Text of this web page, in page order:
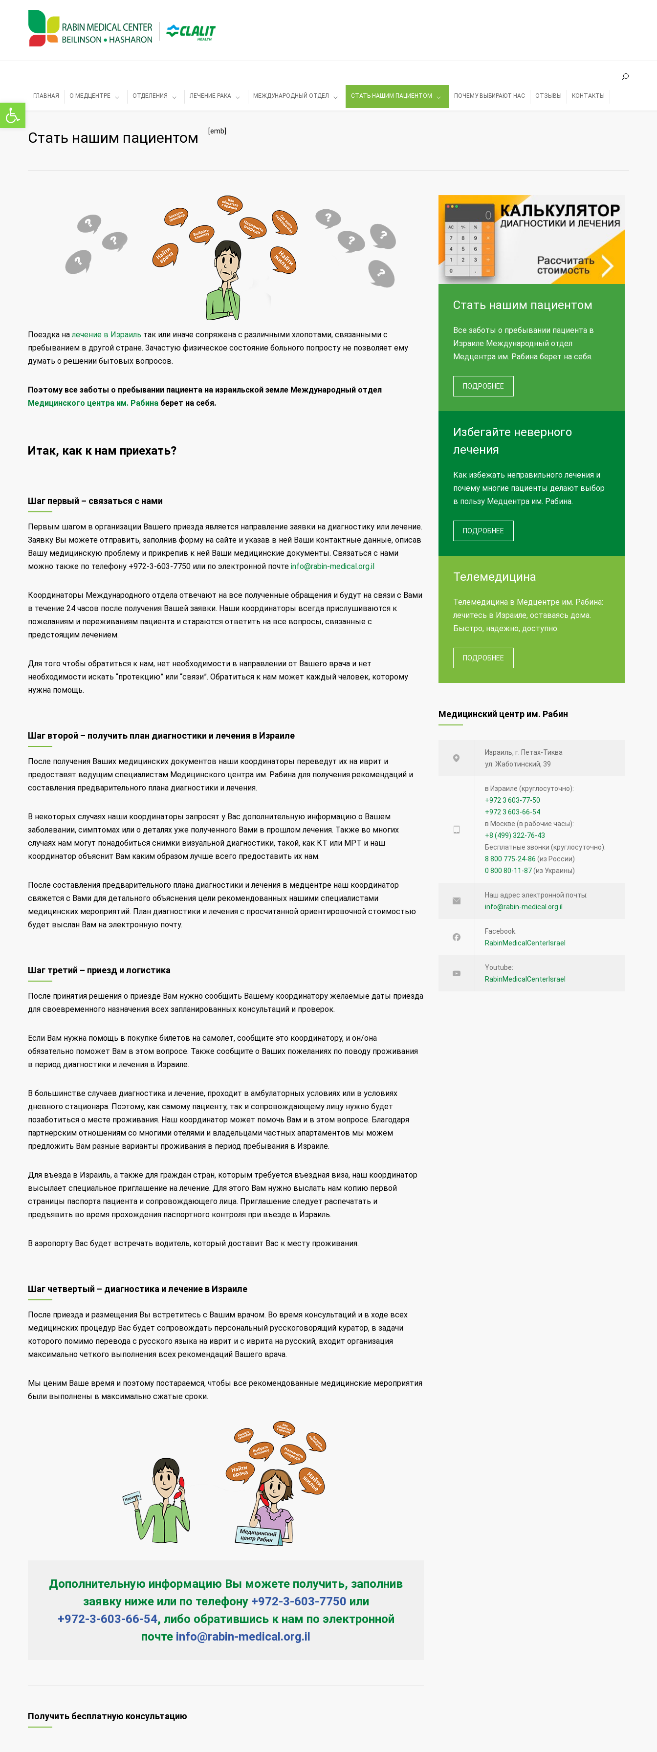
Открыть панель инструментов
ГЛАВНАЯ О МЕДЦЕНТРЕ ОТДЕЛЕНИЯ ЛЕЧЕНИЕ РАКА МЕЖДУНАРОДНЫЙ ОТДЕЛ СТАТЬ НАШИМ ПАЦИЕНТОМ ПОЧЕМУ ВЫБИРАЮТ НАС ОТЗЫВЫ КОНТАКТЫ
Стать нашим пациентом [emb]
Поездка налечение в Израиль так или иначе сопряжена с различными хлопотами, связанными с
пребыванием в другой стране. Зачастую физическое состояние больного попросту не позволяет ему
думать о решении бытовых вопросов.
Поэтому все заботы о пребывании пациента на израильской земле Международный отдел
Медицинского центра им. Рабина берет на себя.
Итак, как к нам приехать?
Шаг первый – связаться с нами
Первым шагом в организации Вашего приезда является направление заявки на диагностику или лечение.
Заявку Вы можете отправить, заполнив форму на сайте и указав в ней Ваши контактные данные, описав
Вашу медицинскую проблему и прикрепив к ней Ваши медицинские документы. Связаться с нами
можно также по телефону +972-3-603-7750 или по электронной почте info@rabin-medical.org.il
Координаторы Международного отдела отвечают на все полученные обращения и будут на связи с Вами
в течение 24 часов после получения Вашей заявки. Наши координаторы всегда прислушиваются к
пожеланиям и переживаниям пациента и стараются ответить на все вопросы, связанные с
предстоящим лечением.
Для того чтобы обратиться к нам, нет необходимости в направлении от Вашего врача и нет
необходимости искать “протекцию” или “связи”. Обратиться к нам может каждый человек, которому
нужна помощь.
Шаг второй – получить план диагностики и лечения в Израиле
После получения Ваших медицинских документов наши координаторы переведут их на иврит и
предоставят ведущим специалистам Медицинского центра им. Рабина для получения рекомендаций и
составления предварительного плана диагностики и лечения.
В некоторых случаях наши координаторы запросят у Вас дополнительную информацию о Вашем
заболевании, симптомах или о деталях уже полученного Вами в прошлом лечения. Также во многих
случаях нам могут понадобиться снимки визуальной диагностики, такой, как КТ или МРТ и наш
координатор объяснит Вам каким образом лучше всего предоставить их нам.
После составления предварительного плана диагностики и лечения в медцентре наш координатор
свяжется с Вами для детального объяснения цели рекомендованных нашими специалистами
медицинских мероприятий. План диагностики и лечения с просчитанной ориентировочной стоимостью
будет выслан Вам на электронную почту.
Шаг третий – приезд и логистика
После принятия решения о приезде Вам нужно сообщить Вашему координатору желаемые даты приезда
для своевременного назначения всех запланированных консультаций и проверок.
Если Вам нужна помощь в покупке билетов на самолет, сообщите это координатору, и он/она
обязательно поможет Вам в этом вопросе. Также сообщите о Ваших пожеланиях по поводу проживания
в период диагностики и лечения в Израиле.
В большинстве случаев диагностика и лечение, проходит в амбулаторных условиях или в условиях
дневного стационара. Поэтому, как самому пациенту, так и сопровождающему лицу нужно будет
позаботиться о месте проживания. Наш координатор может помочь Вам и в этом вопросе. Благодаря
партнерским отношениям со многими отелями и владельцами частных апартаментов мы можем
предложить Вам разные варианты проживания в период пребывания в Израиле.
Для въезда в Израиль, а также для граждан стран, которым требуется въездная виза, наш координатор
высылает специальное приглашение на лечение. Для этого Вам нужно выслать нам копию первой
страницы паспорта пациента и сопровождающего лица. Приглашение следует распечатать и
предъявить во время прохождения паспортного контроля при въезде в Израиль.
В аэропорту Вас будет встречать водитель, который доставит Вас к месту проживания.
Шаг четвертый – диагностика и лечение в Израиле
После приезда и размещения Вы встретитесь с Вашим врачом. Во время консультаций и в ходе всех
медицинских процедур Вас будет сопровождать персональный русскоговорящий куратор, в задачи
которого помимо перевода с русского языка на иврит и с иврита на русский, входит организация
максимально четкого выполнения всех рекомендаций Вашего врача.
Мы ценим Ваше время и поэтому постараемся, чтобы все рекомендованные медицинские мероприятия
были выполнены в максимально сжатые сроки.
Дополнительную информацию Вы можете получить, заполнив
заявку ниже или по телефону +972-3-603-7750 или
+972-3-603-66-54, либо обратившись к нам по электронной
почте info@rabin-medical.org.il
Получить бесплатную консультацию
Стать нашим пациентом
Все заботы о пребывании пациента в
Израиле Международный отдел
Медцентра им. Рабина берет на себя.
ПОДРОБНЕЕ
Избегайте неверного
лечения
Как избежать неправильного лечения и
почему многие пациенты делают выбор
в пользу Медцентра им. Рабина.
ПОДРОБНЕЕ
Телемедицина
Телемедицина в Медцентре им. Рабина:
лечитесь в Израиле, оставаясь дома.
Быстро, надежно, доступно.
ПОДРОБНЕЕ
Медицинский центр им. Рабин
Израиль, г. Петах-Тиква
ул. Жаботинский, 39
в Израиле (круглосуточно):
+972 3 603-77-50
+972 3 603-66-54
в Москве (в рабочие часы):
+8 (499) 322-76-43
Бесплатные звонки (круглосуточно):
8 800 775-24-86 (из России)
0 800 80-11-87(из Украины)
Наш адрес электронной почты:
info@rabin-medical.org.il
Facebook:
RabinMedicalCenterIsrael
Youtube:
RabinMedicalCenterIsrael